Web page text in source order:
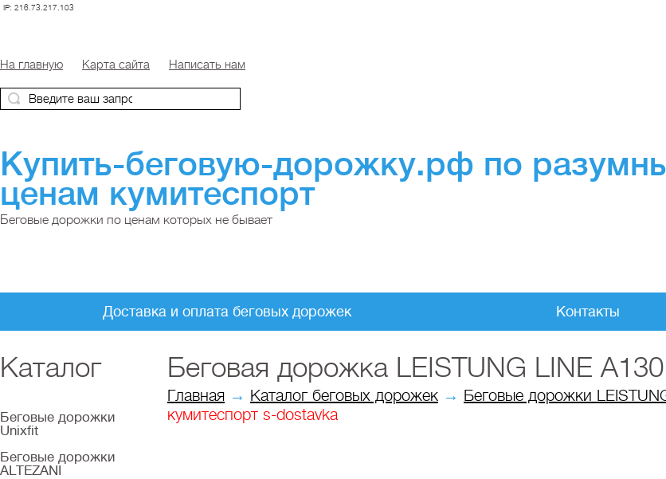
На главную Карта сайта Написать нам
Купить-беговую-дорожку.рф по
ценам кумитеспорт
Беговые дорожки по ценам которых не бывает
Доставка и оплата беговых дорожек Контакты
Каталог
Беговые дорожки
Unixfit
Беговые дорожки
ALTEZANI
Беговая дорожка LEISTUNG LINE
Главная → Каталог беговых дорожек → Беговые дорожки
кумитеспорт s-dostavka
IP: 216.73.217.103